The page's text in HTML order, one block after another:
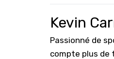
Kevin
Passionné de
compte plus de